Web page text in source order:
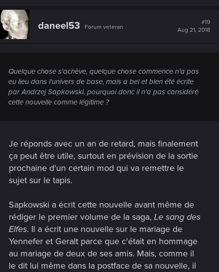
daneel53 Forum veteran
#19
Aug 21, 2018
Quelque chose s'achève, quelque chose commence n'a pas
eu lieu dans l'univers de base, mais a bel et bien été écrite
par Andrzej Sapkowski, pourquoi donc il n'a pas considéré
cette nouvelle comme légitime ?
Je réponds avec un an de retard, mais finalement
ça peut être utile, surtout en prévision de la sortie
prochaine d'un certain mod qui va remettre le
sujet sur le tapis.
Sapkowski a écrit cette nouvelle avant même de
rédiger le premier volume de la saga, Le sang des
Elfes. Il a écrit une nouvelle sur le mariage de
Yennefer et Geralt parce que c'était en hommage
au mariage de deux de ses amis. Mais, comme il
le dit lui même dans la postface de sa nouvelle, il